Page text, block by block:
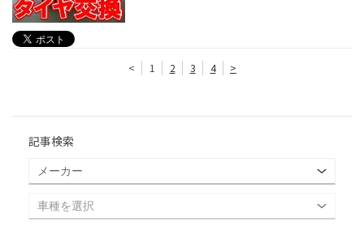
< 1 2 3 4 >
記事検索